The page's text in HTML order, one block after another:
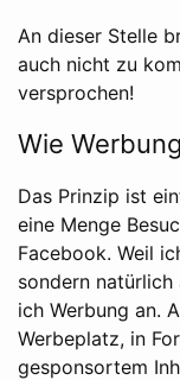
An dieser Stelle
auch nicht zu
versprochen!
Wie
Das Prinzip ist
eine Menge
Facebook. Weil
sondern natürlich
ich Werbung an.
Werbeplatz, in
gesponsortem